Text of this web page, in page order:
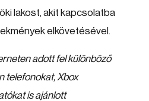
lakost, akit kapcsolatba
elkövetésével.
adott fel különböző
telefonokat, Xbox
is ajánlott